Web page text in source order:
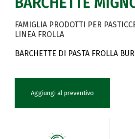
FAMIGLIA PRODOTTI PER
LINEA FROLLA
BARCHETTE DI PASTA FROLLA
Aggiungi al preventivo